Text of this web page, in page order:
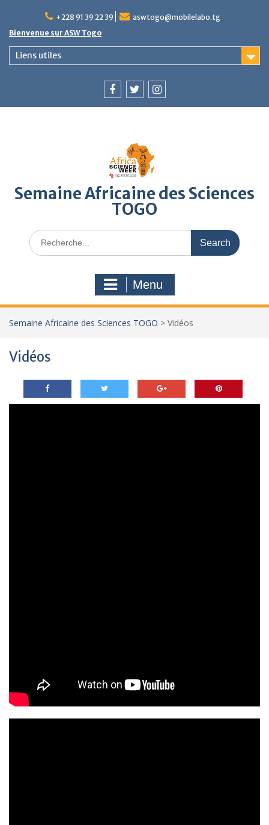
content
+228 91 39 22 39
aswtogo@mobilelabo.tg
Bienvenue sur ASW Togo
Liens utiles
Semaine Africaine des Sciences
TOGO
Search
for:
Menu
Semaine Africaine des Sciences TOGO > Vidéos
Vidéos